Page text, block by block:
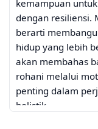
kemampuan
dengan resiliensi.
berarti
hidup yang lebih
akan membahas
rohani melalui
penting dalam
holistik.